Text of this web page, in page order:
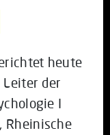
heute
Leiter der
I
Rheinische